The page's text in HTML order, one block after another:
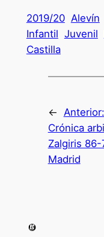
2019/20 Alevín
Infantil Juvenil
Castilla
←
Anterior:
Crónica
Zalgiris 86-
Madrid